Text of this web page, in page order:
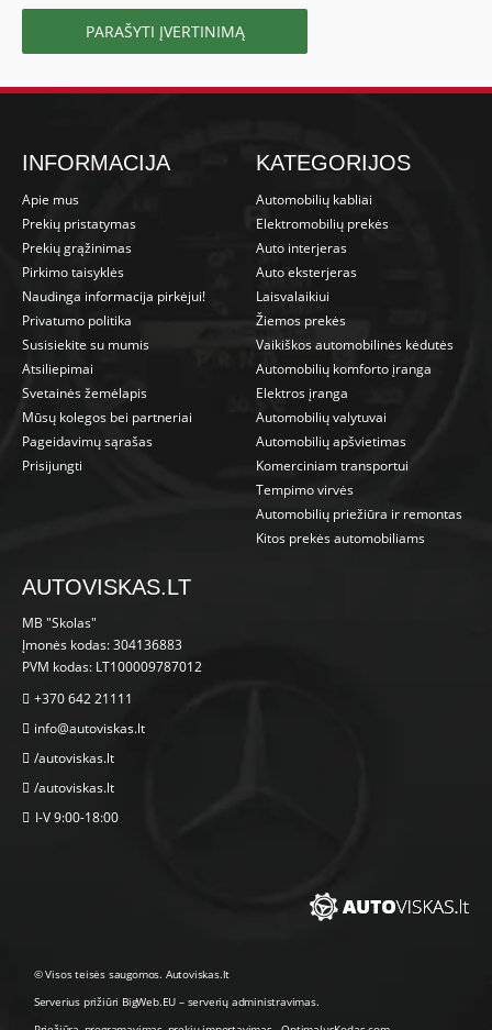
PARAŠYTI ĮVERTINIMĄ
INFORMACIJA
Apie mus
Prekių pristatymas
Prekių grąžinimas
Pirkimo taisyklės
Naudinga informacija pirkėjui!
Privatumo politika
Susisiekite su mumis
Atsiliepimai
Svetainės žemėlapis
Mūsų kolegos bei partneriai
Pageidavimų sąrašas
Prisijungti
KATEGORIJOS
Automobilių kabliai
Elektromobilių prekės
Auto interjeras
Auto eksterjeras
Laisvalaikiui
Žiemos prekės
Vaikiškos automobilinės kėdutės
Automobilių komforto įranga
Elektros įranga
Automobilių valytuvai
Automobilių apšvietimas
Komerciniam transportui
Tempimo virvės
Automobilių priežiūra ir remontas
Kitos prekės automobiliams
AUTOVISKAS.LT
MB "Skolas"
Įmonės kodas: 304136883
PVM kodas: LT100009787012
+370 642 21111
info@autoviskas.lt
/autoviskas.lt
/autoviskas.lt
I-V 9:00-18:00
© Visos teisės saugomos. Autoviskas.lt
Serverius prižiūri BigWeb.EU – serverių administravimas.